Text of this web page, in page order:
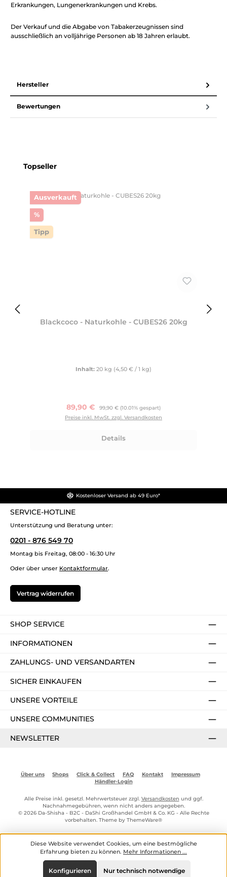
Erkrankungen, Lungenerkrankungen und Krebs.
Der Verkauf und die Abgabe von Tabakerzeugnissen sind
ausschließlich an volljährige Personen ab 18 Jahren erlaubt.
Hersteller
Bewertungen
Produktgalerie überspringen
Topseller
Ausverkauft
%Rabatt
Tipp
Blackcoco - Naturkohle - CUBES26 20kg
Inhalt: 20 kg (4,50 € / 1 kg)
Verkaufspreis:
89,90 € Regulärer Preis:
99,90 € (10.01% gespart)
Preise inkl. MwSt. zzgl. Versandkosten
Details
Kostenloser Versand ab 49 Euro*
SERVICE-HOTLINE
Unterstützung und Beratung unter:
0201 - 876 549 70
Montag bis Freitag, 08:00 - 16:30 Uhr
Oder über unser Kontaktformular.
Vertrag widerrufen
SHOP SERVICE
INFORMATIONEN
ZAHLUNGS- UND VERSANDARTEN
SICHER EINKAUFEN
UNSERE VORTEILE
UNSERE COMMUNITIES
NEWSLETTER
Über uns Shops Click & Collect FAQ Kontakt
Impressum
Händler-Login
Alle Preise inkl. gesetzl. Mehrwertsteuer zzgl. Versandkosten und ggf.
Nachnahmegebühren, wenn nicht anders angegeben.
© 2026 Da-Shisha - B2C - DaShi Großhandel GmbH & Co. KG - Alle Rechte
vorbehalten. Theme by ThemeWare®
Diese Website verwendet Cookies, um eine bestmögliche
Erfahrung bieten zu können. Mehr Informationen ...
Nur technisch notwendige
Konfigurieren